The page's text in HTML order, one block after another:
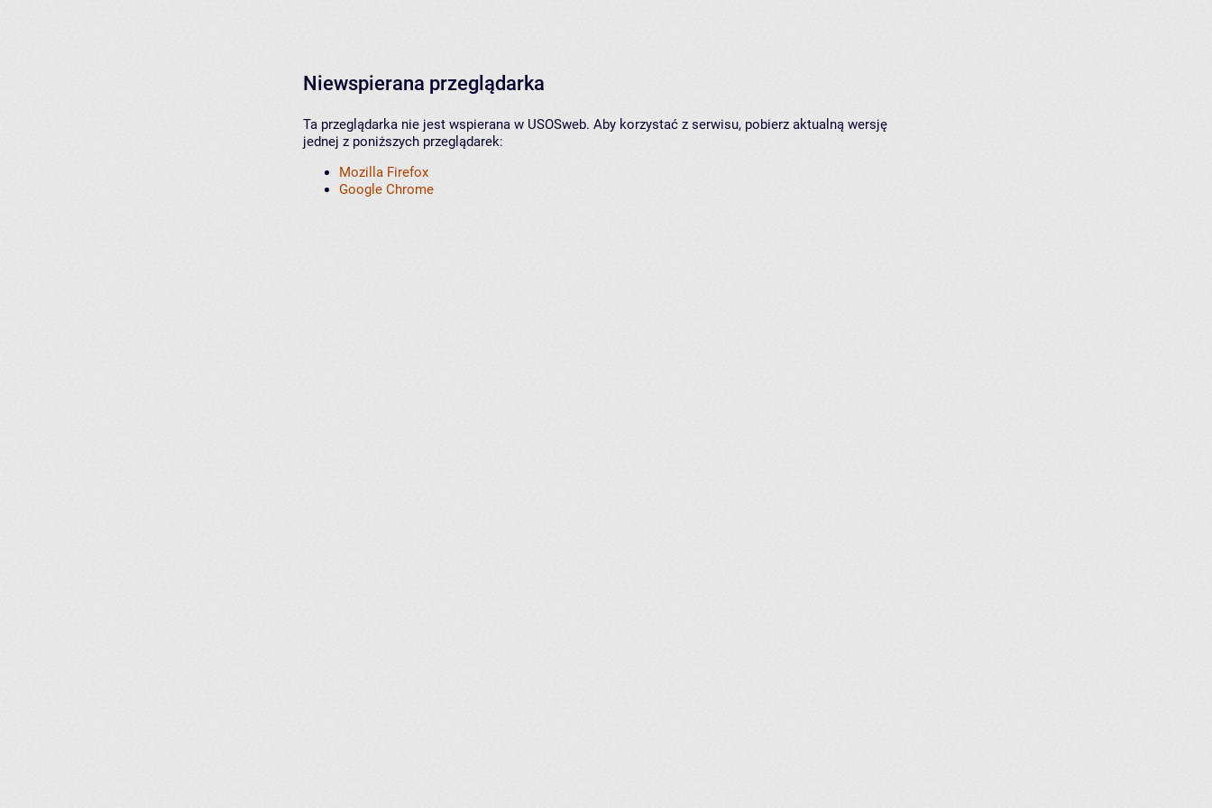
Niewspierana przeglądarka
Ta przeglądarka nie jest wspierana w USOSweb. Aby korzystać z serwisu, pobierz aktualną wersję
jednej z poniższych przeglądarek:
Mozilla Firefox
Google Chrome